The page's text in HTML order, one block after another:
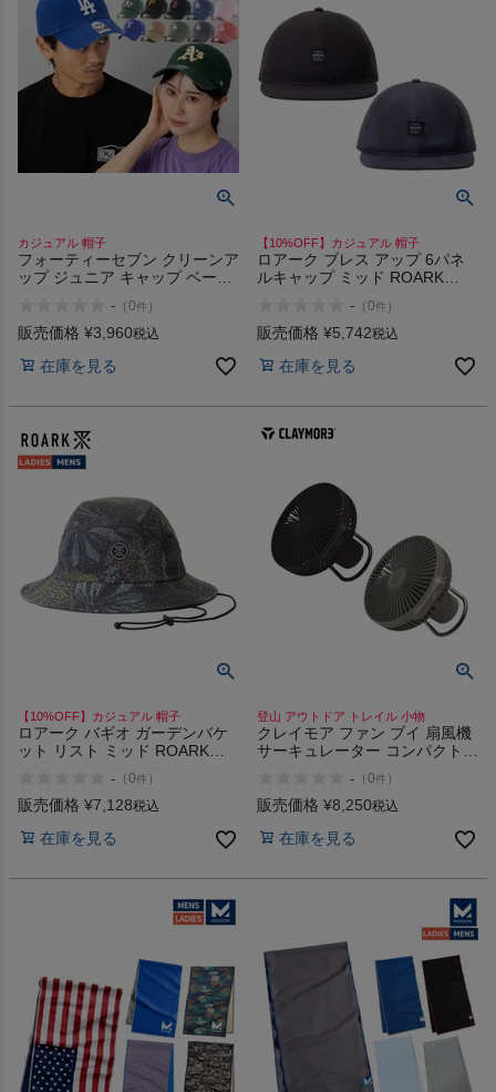
ご利用ガイド
クーポン一覧
プロテイン・サプリメントまとめ買い
アウトレットセール
スタッフコーディネート
スタッフブログ
カジュアル 帽子
フォーティーセブン クリーンア
ップ ジュニア キャップ ベース
日除け 紫外線対策 UVケア 日焼
け予防 お出かけ 47 CLEAN UP
- （0件 ）
販売価格 ¥3,960税込
在庫を見る
【10%OFF】カジュアル 帽子
ロアーク ブレス アップ 6パネ
ルキャップ ミッド ROARK
- （0件 ）
販売価格 ¥5,742税込
在庫を見る
【10%OFF】カジュアル 帽子
ロアーク バギオ ガーデンバケ
ット リスト ミッド ROARK
- （0件 ）
販売価格 ¥7,128税込
在庫を見る
登山 アウトドア トレイル 小物
クレイモア ファン ブイ 扇風機
サーキュレーター コンパクト
CLAYMORE FAN V 600+
- （0件 ）
販売価格 ¥8,250税込
在庫を見る